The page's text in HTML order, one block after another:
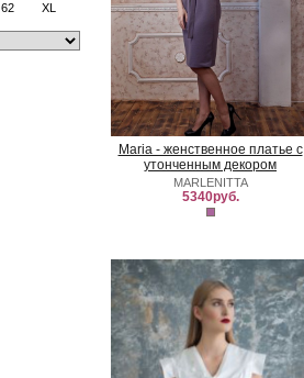
62 XL
Maria - женственное платье с
утонченным декором
MARLENITTA
5340руб.